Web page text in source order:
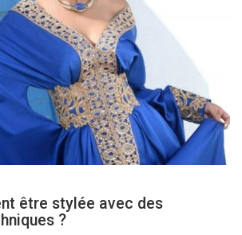
être stylée avec des
?